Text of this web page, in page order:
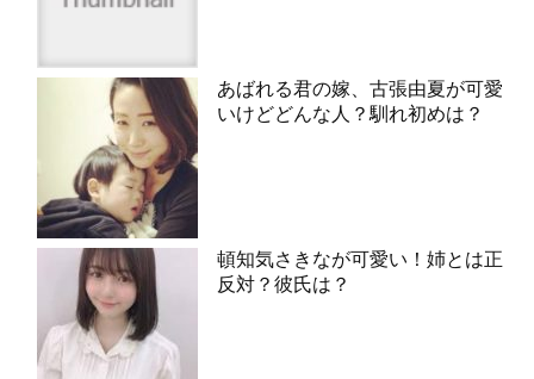
あばれる君の嫁、古張由夏が可愛
いけどどんな人？馴れ初めは？
頓知気さきなが可愛い！姉とは正
反対？彼氏は？